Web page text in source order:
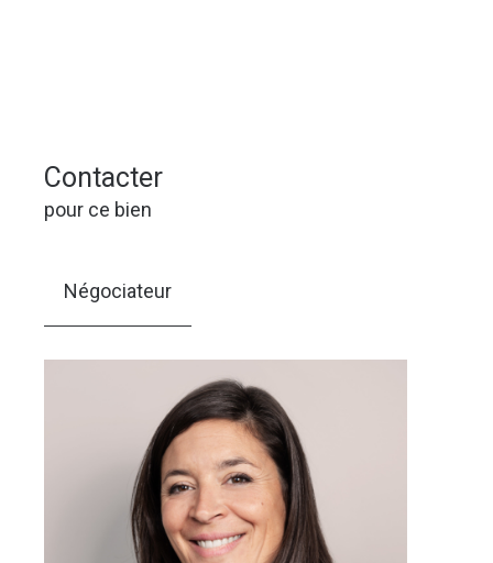
Contacter
pour ce bien
Négociateur